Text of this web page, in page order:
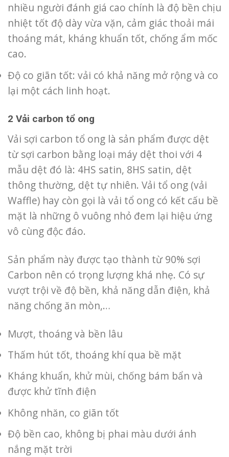
nhiều người đánh giá cao chính là độ bền chịu
nhiệt tốt độ dày vừa vặn, cảm giác thoải mái
thoáng mát, kháng khuẩn tốt, chống ẩm mốc
cao.
Độ co giãn tốt: vải có khả năng mở rộng và co
lại một cách linh hoạt.
2 Vải carbon tổ ong
Vải sợi carbon tổ ong là sản phẩm được dệt
từ sợi carbon bằng loại máy dệt thoi với 4
mẫu dệt đó là: 4HS satin, 8HS satin, dệt
thông thường, dệt tự nhiên. Vải tổ ong (vải
Waffle) hay còn gọi là vải tổ ong có kết cấu bề
mặt là những ô vuông nhỏ đem lại hiệu ứng
vô cùng độc đáo.
Sản phẩm này được tạo thành từ 90% sợi
Carbon nên có trọng lượng khá nhẹ. Có sự
vượt trội về độ bền, khả năng dẫn điện, khả
năng chống ăn mòn,…
Mượt, thoáng và bền lâu
Thấm hút tốt, thoáng khí qua bề mặt
Kháng khuẩn, khử mùi, chống bám bẩn và
được khử tĩnh điện
Không nhăn, co giãn tốt
Độ bền cao, không bị phai màu dưới ánh
nắng mặt trời